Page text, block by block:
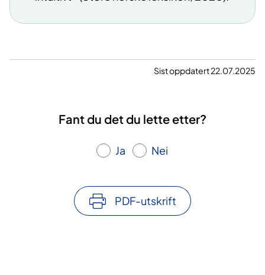
Sist oppdatert 22.07.2025
Fant du det du lette etter?
Ja Nei
PDF-utskrift